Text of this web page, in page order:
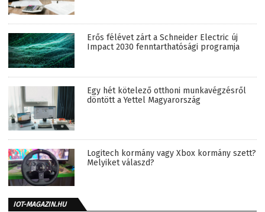
Erős félévet zárt a Schneider Electric új
Impact 2030 fenntarthatósági programja
Egy hét kötelező otthoni munkavégzésről
döntött a Yettel Magyarország
Logitech kormány vagy Xbox kormány szett?
Melyiket válaszd?
IOT-MAGAZIN.HU